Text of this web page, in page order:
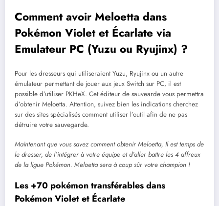
Comment avoir Meloetta dans
Pokémon Violet et Écarlate via
Emulateur PC (Yuzu ou Ryujinx) ?
Pour les dresseurs qui utiliseraient Yuzu, Ryujinx ou un autre
émulateur permettant de jouer aux jeux Switch sur PC, il est
possible d’utiliser PKHeX. Cet éditeur de sauvearde vous permettra
d’obtenir Meloetta. Attention, suivez bien les indications cherchez
sur des sites spécialisés comment utiliser l’outil afin de ne pas
détruire votre sauvegarde.
Maintenant que vous savez comment obtenir Meloetta, Il est temps de
le dresser, de l’intégrer à votre équipe et d’aller battre les 4 affreux
de la ligue Pokémon. Meloetta sera à coup sûr votre champion !
Les +70 pokémon transférables dans
Pokémon Violet et Écarlate